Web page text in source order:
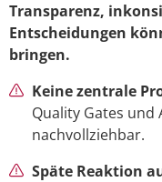
Transparenz,
Entscheidungen
bringen.
Keine zentrale
Quality Gates
nachvollziehbar.
Späte Reaktion